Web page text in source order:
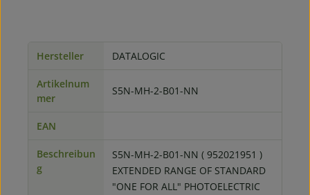
Hersteller DATALOGIC
Artikelnum
mer
S5N-MH-2-B01-NN
EAN
Beschreibun
g
S5N-MH-2-B01-NN ( 952021951 )
EXTENDED RANGE OF STANDARD
"ONE FOR ALL" PHOTOELECTRIC